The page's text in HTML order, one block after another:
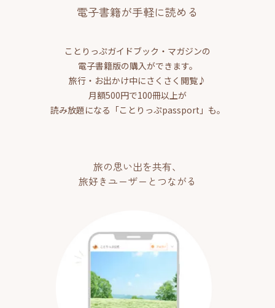
電子書籍が手軽に読める
ことりっぷガイドブック・マガジンの
電子書籍版の購入ができます。
旅行・お出かけ中にさくさく閲覧♪
月額500円で100冊以上が
読み放題になる「ことりっぷpassport」も。
旅の思い出を共有、
旅好きユーザーとつながる